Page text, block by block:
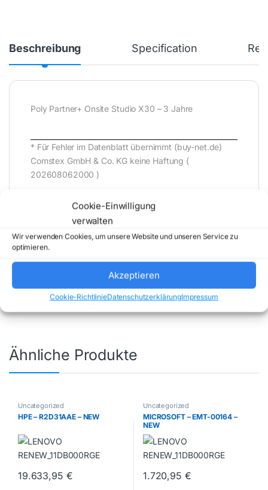
Cookie-Einwilligung
verwalten
Wir verwenden Cookies, um unsere Website und unseren Service zu
optimieren.
Akzeptieren
Cookie-RichtlinieDatenschutzerklärungImpressum
Beschreibung Specification
Poly Partner+ Onsite Studio X30 – 3 Jahre
* Für Fehler im Datenblatt übernimmt (buy-net.de)
Comstex GmbH & Co. KG keine Haftung (
202608062000 )
Artikelnummer:P85980358
Kategorie:
Marke:HP INC
Ähnliche Produkte
Uncategorized
HPE – R2D31AAE – NEW
19.633,95 €
Uncategorized
MICROSOFT – EMT-00164 –
NEW
1.720,95 €